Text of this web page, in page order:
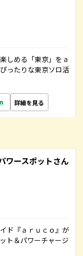
しめる「東京」をａ
ったりな東京ソロ活
詳細を見る
ワースポットさん
ド『ａｒｕｃｏ』が
ト＆パワーチャージ